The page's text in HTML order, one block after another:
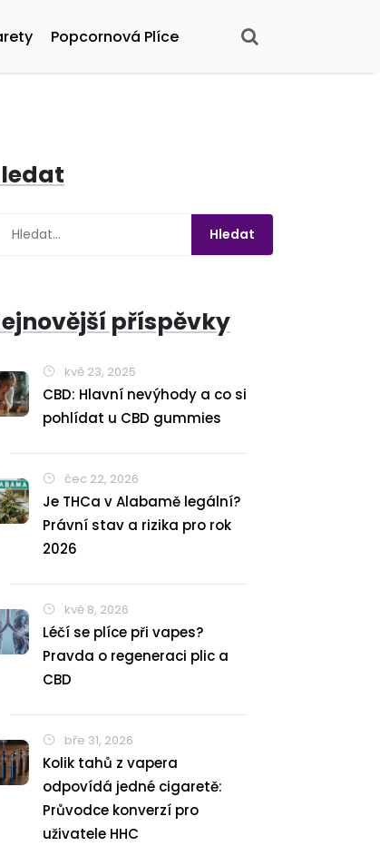
Popcornová Plíce
příspěvky
kvě 23, 2025
CBD: Hlavní nevýhody a co si
pohlídat u CBD gummies
čec 22, 2026
Je THCa v Alabamě legální?
Právní stav a rizika pro rok
2026
kvě 8, 2026
Léčí se plíce při vapes?
Pravda o regeneraci plic a
CBD
bře 31, 2026
Kolik tahů z vapera
odpovídá jedné cigaretě:
Průvodce konverzí pro
uživatele HHC